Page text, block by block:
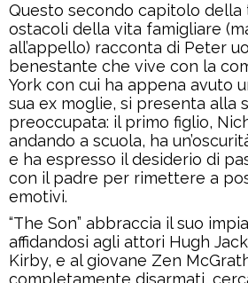
Questo secondo capitolo della
ostacoli della vita famigliare
all’appello) racconta di Peter
benestante che vive con la
York con cui ha appena avuto
sua ex moglie, si presenta alla
preoccupata: il primo figlio,
andando a scuola, ha
e ha espresso il desiderio di
con il padre per rimettere a
emotivi.
“The Son” abbraccia il suo
affidandosi agli attori Hugh
Kirby, e al giovane Zen
completamente disarmati,